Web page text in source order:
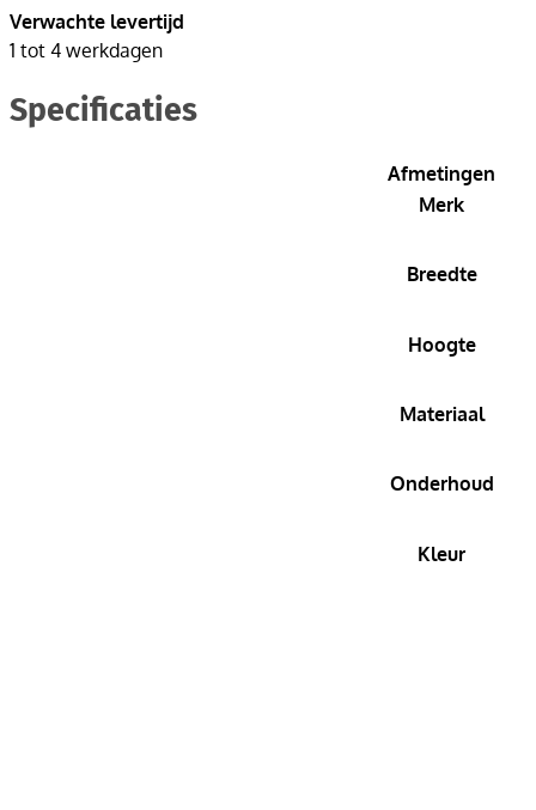
Verwachte levertijd
1 tot 4 werkdagen
Specificaties
Afmetingen
Merk
Breedte
Hoogte
Materiaal
Onderhoud
Kleur